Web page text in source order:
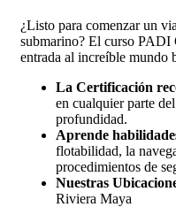
¿Listo para comenzar un
submarino? El curso PADI
entrada al increíble mundo
La Certificación
en cualquier parte
profundidad.
Aprende
flotabilidad, la
procedimientos de
Nuestras
Riviera Maya